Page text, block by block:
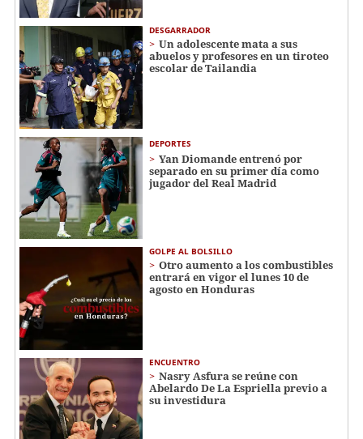
DESGARRADOR
Un adolescente mata a sus
abuelos y profesores en un tiroteo
escolar de Tailandia
DEPORTES
Yan Diomande entrenó por
separado en su primer día como
jugador del Real Madrid
GOLPE AL BOLSILLO
Otro aumento a los combustibles
entrará en vigor el lunes 10 de
agosto en Honduras
ENCUENTRO
Nasry Asfura se reúne con
Abelardo De La Espriella previo a
su investidura